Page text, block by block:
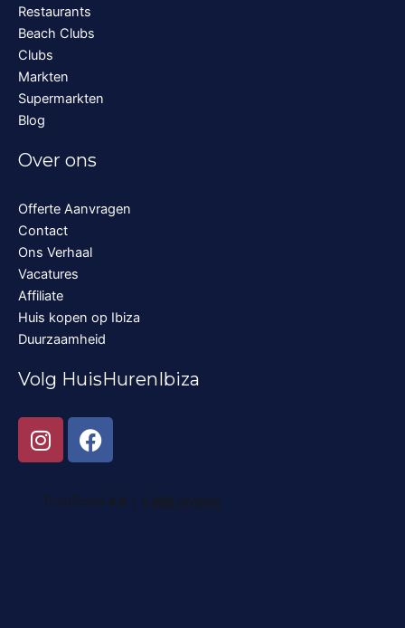
Restaurants
Beach Clubs
Clubs
Markten
Supermarkten
Blog
Over ons
Offerte Aanvragen
Contact
Ons Verhaal
Vacatures
Affiliate
Huis kopen op Ibiza
Duurzaamheid
Volg HuisHurenIbiza
I
n
t
F
a
e